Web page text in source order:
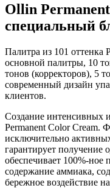
Ollin
специальный
Палитра из 101 оттенка
основной палитры, 10
тонов (корректоров), 5
современный дизайн
клиентов.
Создание интенсивных
Permanent Color Cream.
исключительно
гарантирует получение
обеспечивает 100%-
содержание аммиака,
бережное воздействие